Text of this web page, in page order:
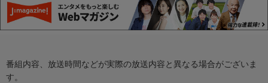
番組内容、放送時間などが実際の放送内容と異なる場合がございま
す。